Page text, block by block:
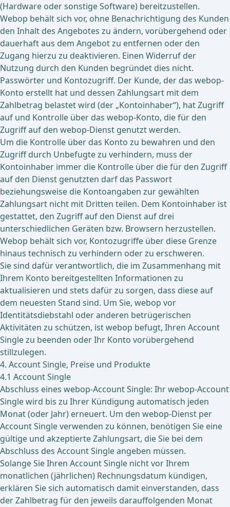
(Hardware oder sonstige Software) bereitzustellen.
Webop behält sich vor, ohne Benachrichtigung des Kunden
den Inhalt des Angebotes zu ändern, vorübergehend oder
dauerhaft aus dem Angebot zu entfernen oder den
Zugang hierzu zu deaktivieren. Einen Widerruf der
Nutzung durch den Kunden begründet dies nicht.
Passwörter und Kontozugriff. Der Kunde, der das webop-
Konto erstellt hat und dessen Zahlungsart mit dem
Zahlbetrag belastet wird (der „Kontoinhaber“), hat Zugriff
auf und Kontrolle über das webop-Konto, die für den
Zugriff auf den webop-Dienst genutzt werden.
Um die Kontrolle über das Konto zu bewahren und den
Zugriff durch Unbefugte zu verhindern, muss der
Kontoinhaber immer die Kontrolle über die für den Zugriff
auf den Dienst genutzten darf das Passwort
beziehungsweise die Kontoangaben zur gewählten
Zahlungsart nicht mit Dritten teilen. Dem Kontoinhaber ist
gestattet, den Zugriff auf den Dienst auf drei
unterschiedlichen Geräten bzw. Browsern herzustellen.
Webop behält sich vor, Kontozugriffe über diese Grenze
hinaus technisch zu verhindern oder zu erschweren.
Sie sind dafür verantwortlich, die im Zusammenhang mit
Ihrem Konto bereitgestellten Informationen zu
aktualisieren und stets dafür zu sorgen, dass diese auf
dem neuesten Stand sind. Um Sie, webop vor
Identitätsdiebstahl oder anderen betrügerischen
Aktivitäten zu schützen, ist webop befugt, Ihren Account
Single zu beenden oder Ihr Konto vorübergehend
stillzulegen.
4. Account Single, Preise und Produkte
4.1 Account Single
Abschluss eines webop-Account Single: Ihr webop-Account
Single wird bis zu Ihrer Kündigung automatisch jeden
Monat (oder Jahr) erneuert. Um den webop-Dienst per
Account Single verwenden zu können, benötigen Sie eine
gültige und akzeptierte Zahlungsart, die Sie bei dem
Abschluss des Account Single angeben müssen.
Solange Sie Ihren Account Single nicht vor Ihrem
monatlichen (jährlichen) Rechnungsdatum kündigen,
erklären Sie sich automatisch damit einverstanden, dass
der Zahlbetrag für den jeweils darauffolgenden Monat